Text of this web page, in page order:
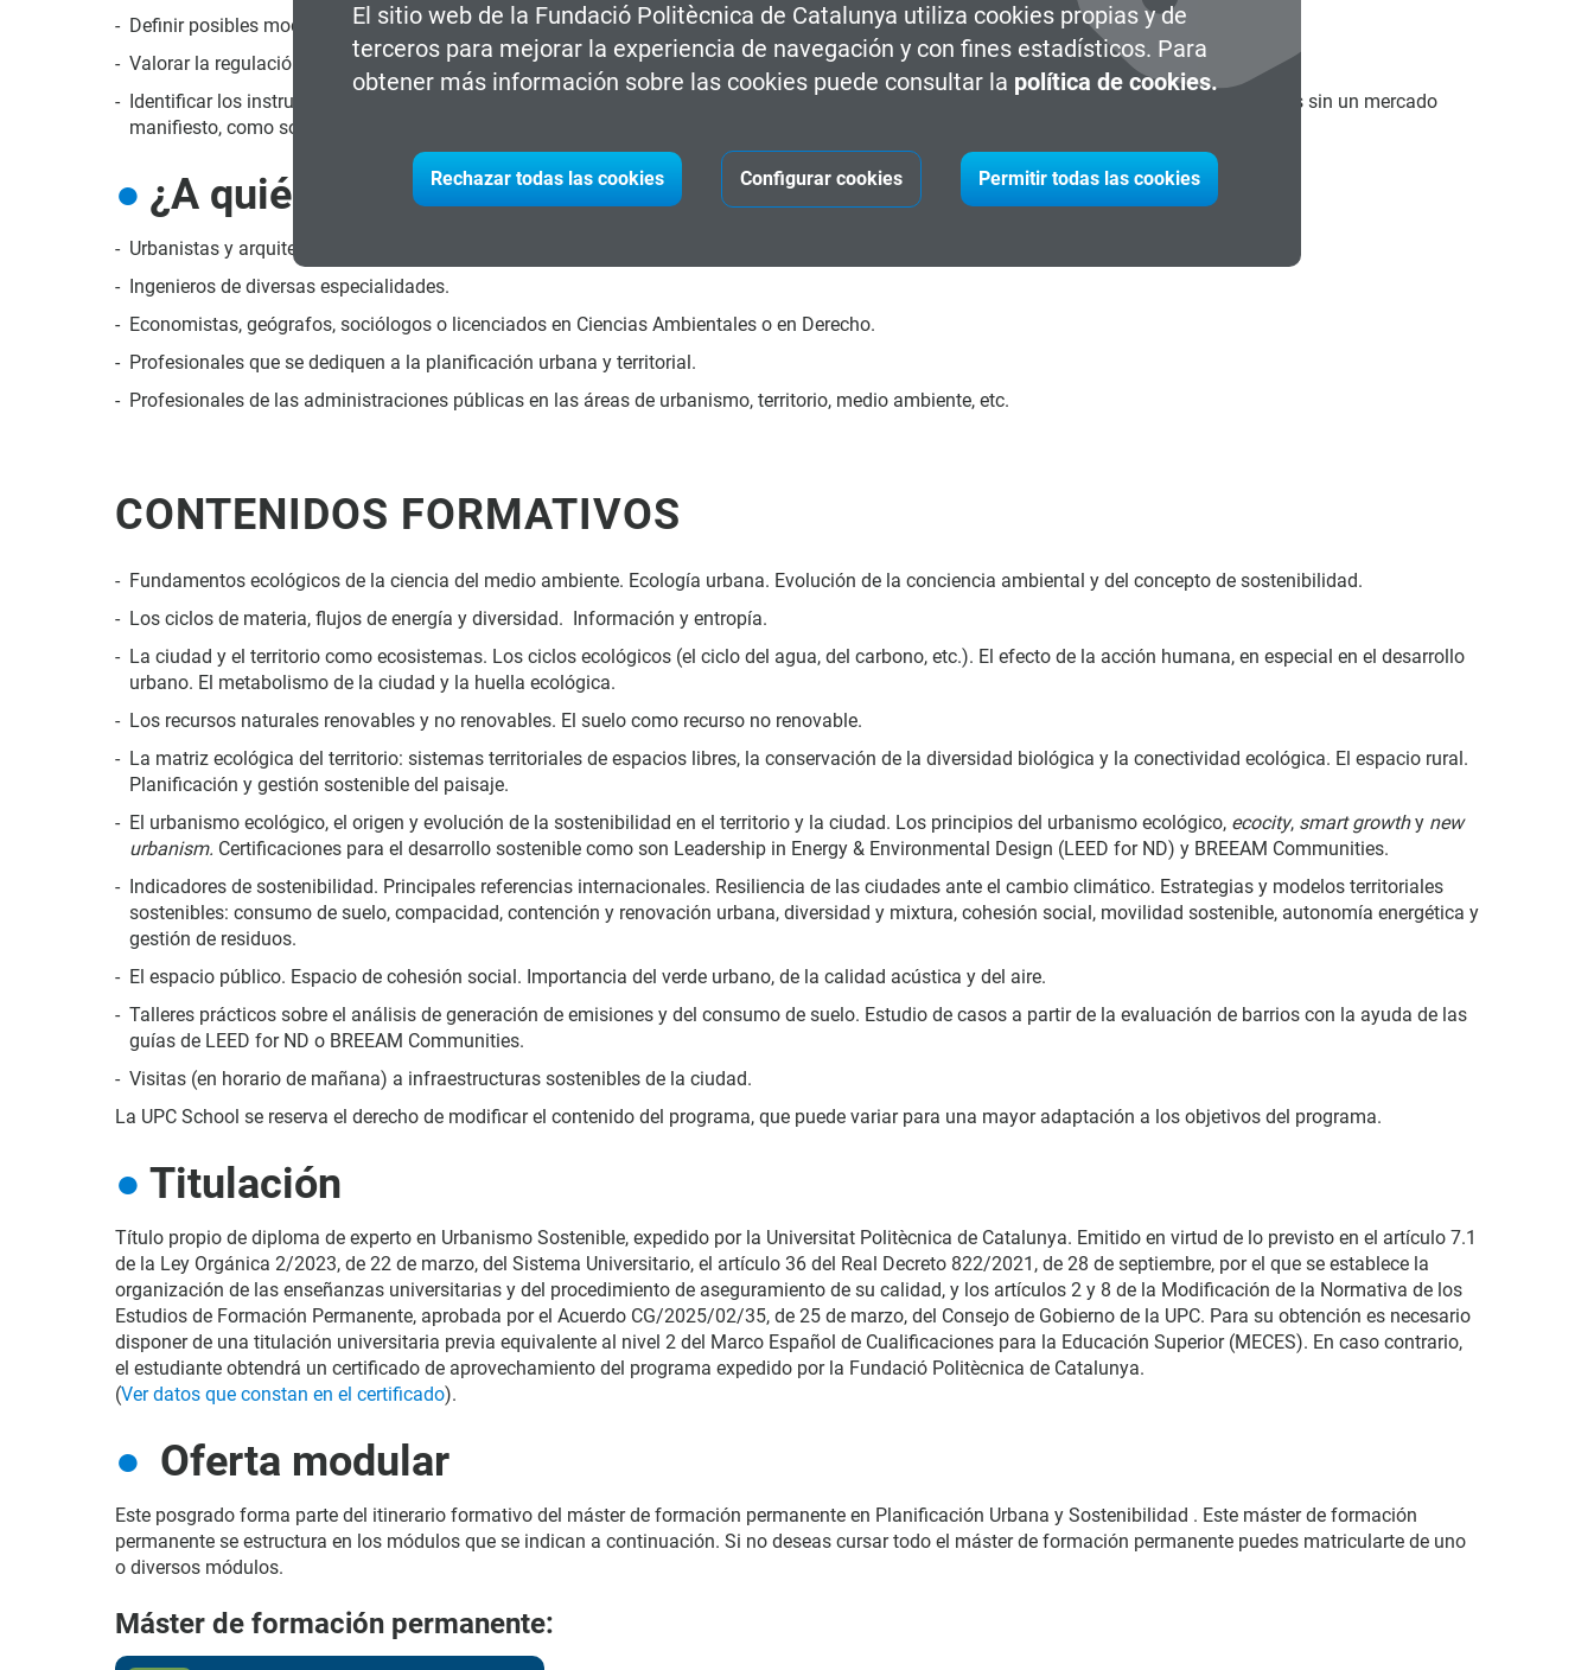
El sitio web de la Fundació Politècnica de Catalunya utiliza cookies propias y de
terceros para mejorar la experiencia de navegación y con fines estadísticos. Para
obtener más información sobre las cookies puede consultar la política de cookies.
Rechazar todas las cookies Configurar cookies Permitir todas las cookies
Definir posibles modelos de territorio, de medida variable desde 1 hasta 40 hectáreas.
Valorar la regulación del suelo, la morfología edificadora y la morfología del terreno.
Identificar los instrumentos de la gestión ambiental del territorio y de la evaluación, que permitan medir el valor económico y social de bienes sin un mercado
manifiesto, como son los ambientales o los espacios urbanos.
¿A quién va dirigido?
Urbanistas y arquitectos técnicos o superiores.
Ingenieros de diversas especialidades.
Economistas, geógrafos, sociólogos o licenciados en Ciencias Ambientales o en Derecho.
Profesionales que se dediquen a la planificación urbana y territorial.
Profesionales de las administraciones públicas en las áreas de urbanismo, territorio, medio ambiente, etc.
CONTENIDOS FORMATIVOS
Fundamentos ecológicos de la ciencia del medio ambiente. Ecología urbana. Evolución de la conciencia ambiental y del concepto de sostenibilidad.
Los ciclos de materia, flujos de energía y diversidad. Información y entropía.
La ciudad y el territorio como ecosistemas. Los ciclos ecológicos (el ciclo del agua, del carbono, etc.). El efecto de la acción humana, en especial en el desarrollo
urbano. El metabolismo de la ciudad y la huella ecológica.
Los recursos naturales renovables y no renovables. El suelo como recurso no renovable.
La matriz ecológica del territorio: sistemas territoriales de espacios libres, la conservación de la diversidad biológica y la conectividad ecológica. El espacio rural.
Planificación y gestión sostenible del paisaje.
El urbanismo ecológico, el origen y evolución de la sostenibilidad en el territorio y la ciudad. Los principios del urbanismo ecológico, ecocity, smart growthy new
urbanism. Certificaciones para el desarrollo sostenible como son Leadership in Energy & Environmental Design (LEED for ND) y BREEAM Communities.
Indicadores de sostenibilidad. Principales referencias internacionales. Resiliencia de las ciudades ante el cambio climático. Estrategias y modelos territoriales
sostenibles: consumo de suelo, compacidad, contención y renovación urbana, diversidad y mixtura, cohesión social, movilidad sostenible, autonomía energética y
gestión de residuos.
El espacio público. Espacio de cohesión social. Importancia del verde urbano, de la calidad acústica y del aire.
Talleres prácticos sobre el análisis de generación de emisiones y del consumo de suelo. Estudio de casos a partir de la evaluación de barrios con la ayuda de las
guías de LEED for ND o BREEAM Communities.
Visitas (en horario de mañana) a infraestructuras sostenibles de la ciudad.
La UPC School se reserva el derecho de modificar el contenido del programa, que puede variar para una mayor adaptación a los objetivos del programa.
Titulación
Título propio de diploma de experto en Urbanismo Sostenible, expedido por la Universitat Politècnica de Catalunya. Emitido en virtud de lo previsto en el artículo 7.1
de la Ley Orgánica 2/2023, de 22 de marzo, del Sistema Universitario, el artículo 36 del Real Decreto 822/2021, de 28 de septiembre, por el que se establece la
organización de las enseñanzas universitarias y del procedimiento de aseguramiento de su calidad, y los artículos 2 y 8 de la Modificación de la Normativa de los
Estudios de Formación Permanente, aprobada por el Acuerdo CG/2025/02/35, de 25 de marzo, del Consejo de Gobierno de la UPC. Para su obtención es necesario
disponer de una titulación universitaria previa equivalente al nivel 2 del Marco Español de Cualificaciones para la Educación Superior (MECES). En caso contrario,
el estudiante obtendrá un certificado de aprovechamiento del programa expedido por la Fundació Politècnica de Catalunya.
(Ver datos que constan en el certificado).
Oferta modular
Este posgrado forma parte del itinerario formativo del máster de formación permanente en Planificación Urbana y Sostenibilidad . Este máster de formación
permanente se estructura en los módulos que se indican a continuación. Si no deseas cursar todo el máster de formación permanente puedes matricularte de uno
o diversos módulos.
Máster de formación permanente: